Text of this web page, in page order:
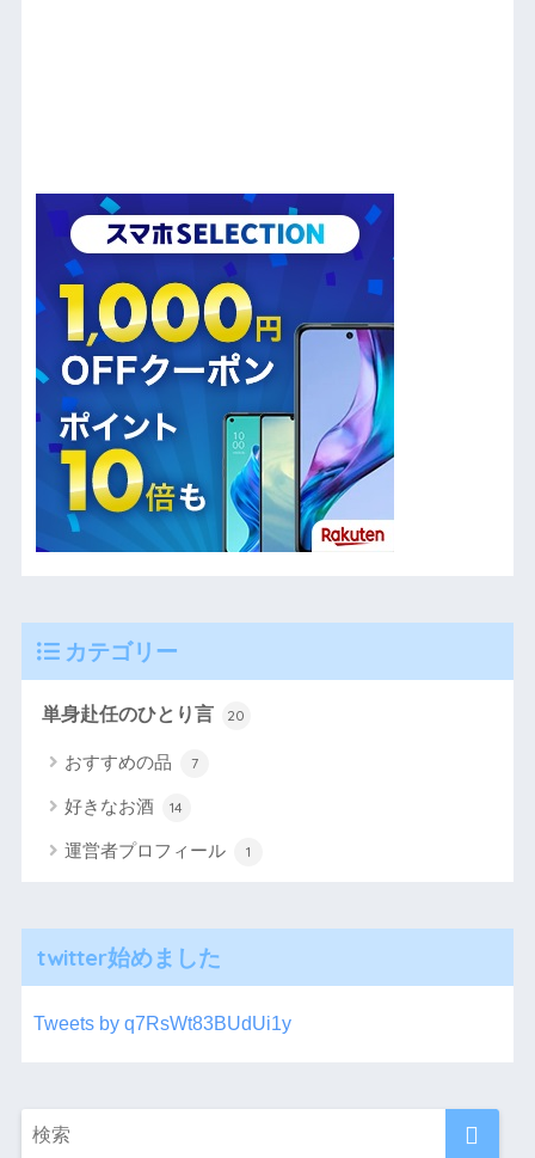
カテゴリー
単身赴任のひとり言 20
おすすめの品 7
好きなお酒 14
運営者プロフィール 1
twitter始めました
Tweets by q7RsWt83BUdUi1y